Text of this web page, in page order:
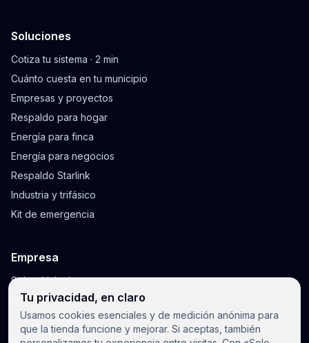
Tu privacidad, en claro
Usamos cookies esenciales y de medición anónima para
que la tienda funcione y mejorar. Si aceptas, también
Soluciones
Cotiza tu sistema · 2 min
Cuánto cuesta en tu municipio
Empresas y proyectos
Respaldo para hogar
Energía para finca
Energía para negocios
Respaldo Starlink
Industria y trifásico
Kit de emergencia
Empresa
Sobre Voltaris
Blog y guías
Envíos y garantía
Notificaciones